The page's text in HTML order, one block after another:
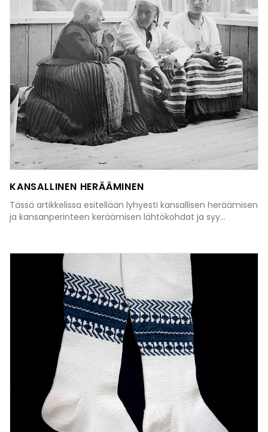
KANSALLINEN HERÄÄMINEN
Tässä artikkelissa esitellään lyhyesti kansallisen heräämisen
ja kansanperinteen keräämisen lähtökohdat ja syy...